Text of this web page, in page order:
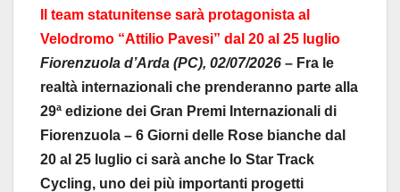
Il team statunitense sarà protagonista al
Velodromo “Attilio Pavesi” dal 20 al 25 luglio
Fiorenzuola d’Arda (PC), 02/07/2026 – Fra le
realtà internazionali che prenderanno parte alla
29ª edizione dei Gran Premi Internazionali di
Fiorenzuola – 6 Giorni delle Rose bianche dal
20 al 25 luglio ci sarà anche lo Star Track
Cycling, uno dei più importanti progetti